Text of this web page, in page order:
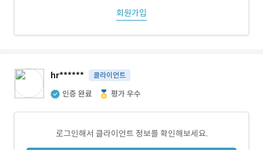
회원가입
hr****** 클라이언트
인증 완료 평가 우수
로그인해서 클라이언트 정보를 확인해보세요.